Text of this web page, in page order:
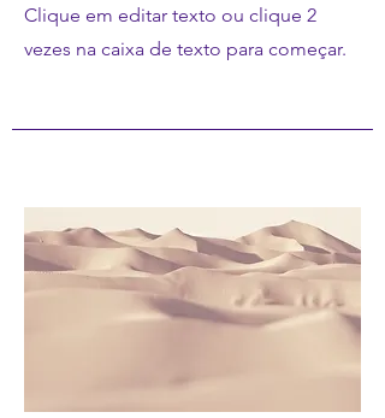
Clique em editar texto ou clique 2
vezes na caixa de texto para começar.